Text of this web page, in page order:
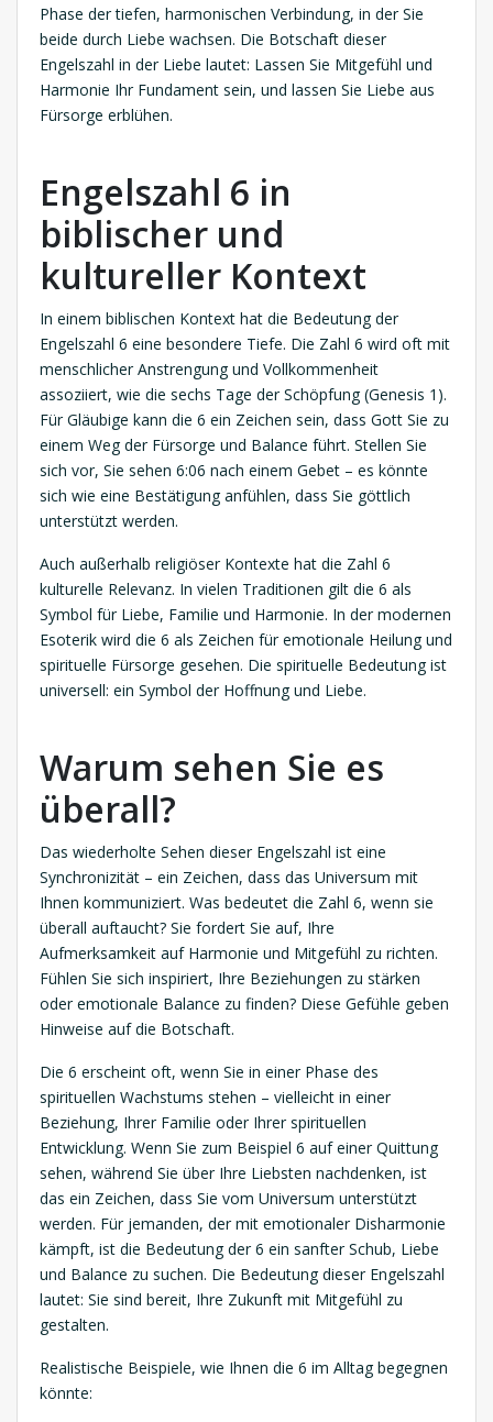
Phase der tiefen, harmonischen Verbindung, in der Sie
beide durch Liebe wachsen. Die Botschaft dieser
Engelszahl in der Liebe lautet: Lassen Sie Mitgefühl und
Harmonie Ihr Fundament sein, und lassen Sie Liebe aus
Fürsorge erblühen.
Engelszahl 6 in
biblischer und
kultureller Kontext
In einem biblischen Kontext hat die Bedeutung der
Engelszahl 6 eine besondere Tiefe. Die Zahl 6 wird oft mit
menschlicher Anstrengung und Vollkommenheit
assoziiert, wie die sechs Tage der Schöpfung (Genesis 1).
Für Gläubige kann die 6 ein Zeichen sein, dass Gott Sie zu
einem Weg der Fürsorge und Balance führt. Stellen Sie
sich vor, Sie sehen 6:06 nach einem Gebet – es könnte
sich wie eine Bestätigung anfühlen, dass Sie göttlich
unterstützt werden.
Auch außerhalb religiöser Kontexte hat die Zahl 6
kulturelle Relevanz. In vielen Traditionen gilt die 6 als
Symbol für Liebe, Familie und Harmonie. In der modernen
Esoterik wird die 6 als Zeichen für emotionale Heilung und
spirituelle Fürsorge gesehen. Die spirituelle Bedeutung ist
universell: ein Symbol der Hoffnung und Liebe.
Warum sehen Sie es
überall?
Das wiederholte Sehen dieser Engelszahl ist eine
Synchronizität – ein Zeichen, dass das Universum mit
Ihnen kommuniziert. Was bedeutet die Zahl 6, wenn sie
überall auftaucht? Sie fordert Sie auf, Ihre
Aufmerksamkeit auf Harmonie und Mitgefühl zu richten.
Fühlen Sie sich inspiriert, Ihre Beziehungen zu stärken
oder emotionale Balance zu finden? Diese Gefühle geben
Hinweise auf die Botschaft.
Die 6 erscheint oft, wenn Sie in einer Phase des
spirituellen Wachstums stehen – vielleicht in einer
Beziehung, Ihrer Familie oder Ihrer spirituellen
Entwicklung. Wenn Sie zum Beispiel 6 auf einer Quittung
sehen, während Sie über Ihre Liebsten nachdenken, ist
das ein Zeichen, dass Sie vom Universum unterstützt
werden. Für jemanden, der mit emotionaler Disharmonie
kämpft, ist die Bedeutung der 6 ein sanfter Schub, Liebe
und Balance zu suchen. Die Bedeutung dieser Engelszahl
lautet: Sie sind bereit, Ihre Zukunft mit Mitgefühl zu
gestalten.
Realistische Beispiele, wie Ihnen die 6 im Alltag begegnen
könnte: